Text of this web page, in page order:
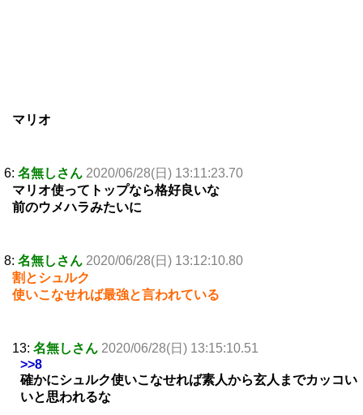
マリオ
6: 名無しさん 2020/06/28(日) 13:11:23.70
マリオ使ってトップなら格好良いな
前のウメハラみたいに
8: 名無しさん 2020/06/28(日) 13:12:10.80
割とシュルク
使いこなせれば最強と言われている
13: 名無しさん 2020/06/28(日) 13:15:10.51
>>8
確かにシュルク使いこなせれば素人から玄人までカッコい
いと思われるな